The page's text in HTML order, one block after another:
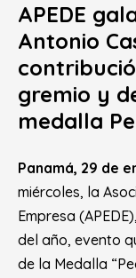
APEDE
Antonio
gremio y
medalla
Panamá, 29 de
miércoles, la
Empresa
del año, evento
de la Medalla